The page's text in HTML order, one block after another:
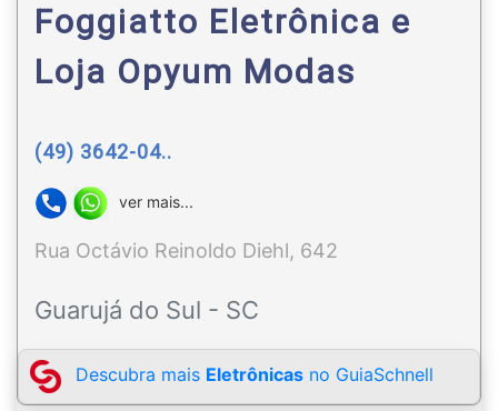
Foggiatto Eletrônica e
Loja Opyum Modas
(49) 3642-04..
ver mais...
Rua Octávio Reinoldo Diehl, 642
Guarujá do Sul - SC
Descubra mais Eletrônicas no GuiaSchnell